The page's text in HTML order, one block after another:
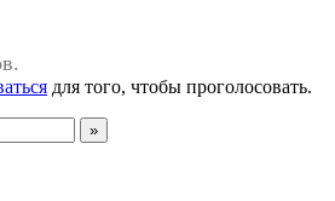
для того, чтобы проголосовать.